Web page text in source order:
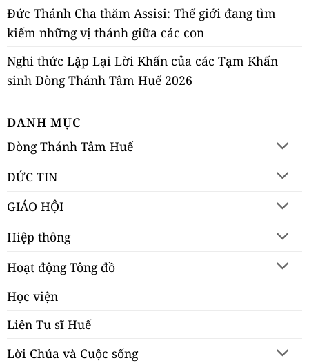
Đức Thánh Cha thăm Assisi: Thế giới đang tìm
kiếm những vị thánh giữa các con
Nghi thức Lặp Lại Lời Khấn của các Tạm Khấn
sinh Dòng Thánh Tâm Huế 2026
DANH MỤC
Dòng Thánh Tâm Huế
ĐỨC TIN
GIÁO HỘI
Hiệp thông
Hoạt động Tông đồ
Học viện
Liên Tu sĩ Huế
Lời Chúa và Cuộc sống